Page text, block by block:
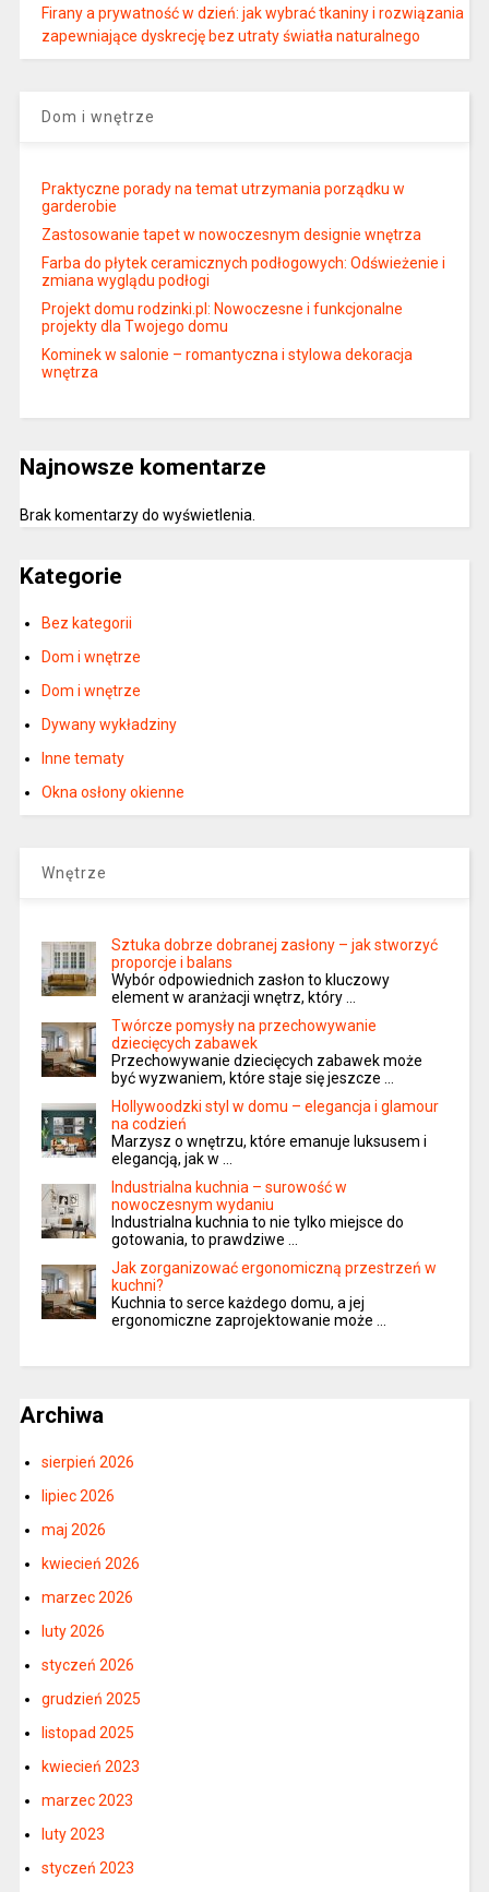
Firany a prywatność w dzień: jak wybrać tkaniny i rozwiązania
zapewniające dyskrecję bez utraty światła naturalnego
Dom i wnętrze
Praktyczne porady na temat utrzymania porządku w
garderobie
Zastosowanie tapet w nowoczesnym designie wnętrza
Farba do płytek ceramicznych podłogowych: Odświeżenie i
zmiana wyglądu podłogi
Projekt domu rodzinki.pl: Nowoczesne i funkcjonalne
projekty dla Twojego domu
Kominek w salonie – romantyczna i stylowa dekoracja
wnętrza
Najnowsze komentarze
Brak komentarzy do wyświetlenia.
Kategorie
Bez kategorii
Dom i wnętrze
Dom i wnętrze
Dywany wykładziny
Inne tematy
Okna osłony okienne
Wnętrze
Sztuka dobrze dobranej zasłony – jak stworzyć
proporcje i balans
Wybór odpowiednich zasłon to kluczowy
element w aranżacji wnętrz, który …
Twórcze pomysły na przechowywanie
dziecięcych zabawek
Przechowywanie dziecięcych zabawek może
być wyzwaniem, które staje się jeszcze …
Hollywoodzki styl w domu – elegancja i glamour
na codzień
Marzysz o wnętrzu, które emanuje luksusem i
elegancją, jak w …
Industrialna kuchnia – surowość w
nowoczesnym wydaniu
Industrialna kuchnia to nie tylko miejsce do
gotowania, to prawdziwe …
Jak zorganizować ergonomiczną przestrzeń w
kuchni?
Kuchnia to serce każdego domu, a jej
ergonomiczne zaprojektowanie może …
Archiwa
sierpień 2026
lipiec 2026
maj 2026
kwiecień 2026
marzec 2026
luty 2026
styczeń 2026
grudzień 2025
listopad 2025
kwiecień 2023
marzec 2023
luty 2023
styczeń 2023